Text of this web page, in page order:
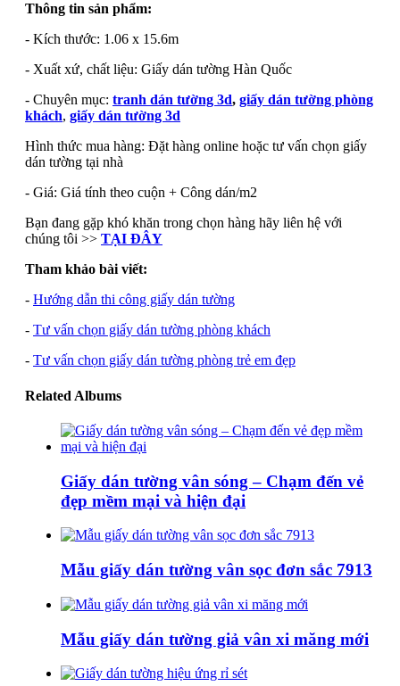
Thông tin sản phẩm:
- Kích thước: 1.06 x 15.6m
- Xuất xứ, chất liệu: Giấy dán tường Hàn Quốc
- Chuyên mục: tranh dán tường 3d, giấy dán tường phòng
khách, giấy dán tường 3d
Hình thức mua hàng: Đặt hàng online hoặc tư vấn chọn giấy
dán tường tại nhà
- Giá: Giá tính theo cuộn + Công dán/m2
Bạn đang gặp khó khăn trong chọn hàng hãy liên hệ với
chúng tôi >> TẠI ĐÂY
Tham khảo bài viết:
- Hướng dẫn thi công giấy dán tường
- Tư vấn chọn giấy dán tường phòng khách
- Tư vấn chọn giấy dán tường phòng trẻ em đẹp
Related Albums
Giấy dán tường vân sóng – Chạm đến vẻ
đẹp mềm mại và hiện đại
Mẫu giấy dán tường vân sọc đơn sắc 7913
Mẫu giấy dán tường giả vân xi măng mới